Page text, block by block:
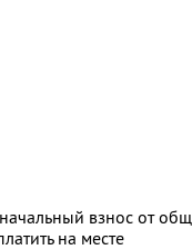
взнос от
на месте